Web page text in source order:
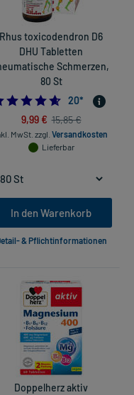
Rhus toxicodendron D6
DHU Tabletten
Schmerzen,
80 St
4.6
20*
9,99 € 15,85 €
MwSt. zzgl. Versandkosten
Lieferbar
In den Warenkorb
& Pflichtinformationen
Doppelherz aktiv